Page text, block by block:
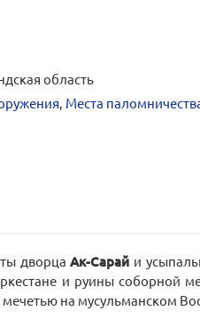
область
, Места
дворцаАк-Сарай и
и руины соборной
на мусульманском